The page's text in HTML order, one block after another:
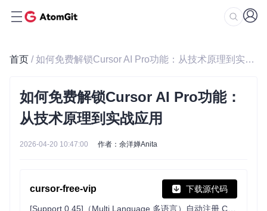
首页 / 如何免费解锁Cursor AI Pro功能：从技术原理到实战应用
如何免费解锁Cursor AI Pro功能：
从技术原理到实战应用
2026-04-20 10:47:00 作者：余洋婵Anita
cursor-free-vip 下载源代码